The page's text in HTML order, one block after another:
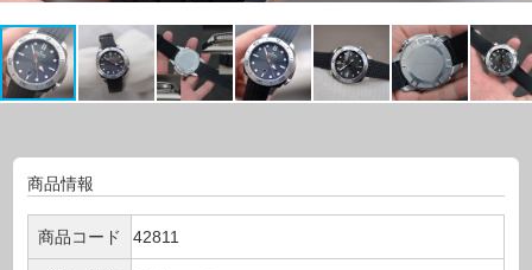
商品情報
商品コード 42811